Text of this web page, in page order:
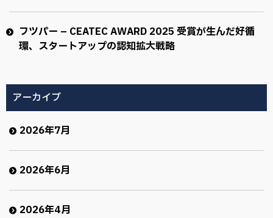
フツパー – CEATEC AWARD 2025 受賞が生んだ好循
環、スタートアップの認知拡大戦略
アーカイブ
2026年7月
2026年6月
2026年4月